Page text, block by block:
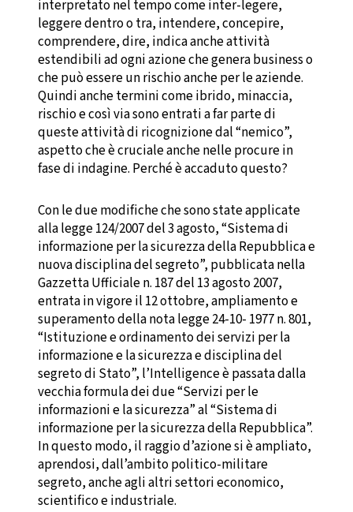
interpretato nel tempo come inter-legere,
leggere dentro o tra, intendere, concepire,
comprendere, dire, indica anche attività
estendibili ad ogni azione che genera business o
che può essere un rischio anche per le aziende.
Quindi anche termini come ibrido, minaccia,
rischio e così via sono entrati a far parte di
queste attività di ricognizione dal “nemico”,
aspetto che è cruciale anche nelle procure in
fase di indagine. Perché è accaduto questo?
Con le due modifiche che sono state applicate
alla legge 124/2007 del 3 agosto, “Sistema di
informazione per la sicurezza della Repubblica e
nuova disciplina del segreto”, pubblicata nella
Gazzetta Ufficiale n. 187 del 13 agosto 2007,
entrata in vigore il 12 ottobre, ampliamento e
superamento della nota legge 24-10- 1977 n. 801,
“Istituzione e ordinamento dei servizi per la
informazione e la sicurezza e disciplina del
segreto di Stato”, l’Intelligence è passata dalla
vecchia formula dei due “Servizi per le
informazioni e la sicurezza” al “Sistema di
informazione per la sicurezza della Repubblica”.
In questo modo, il raggio d’azione si è ampliato,
aprendosi, dall’ambito politico-militare
segreto, anche agli altri settori economico,
scientifico e industriale.